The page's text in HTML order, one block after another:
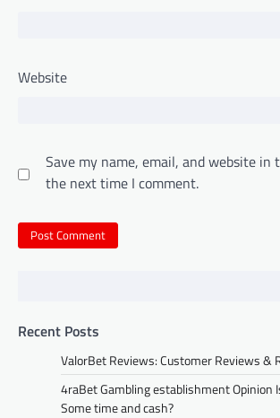
Website
Save my name, email, and website in
the next time I comment.
Recent Posts
ValorBet Reviews: Customer Reviews &
4raBet Gambling establishment Opinion
Some time and cash?